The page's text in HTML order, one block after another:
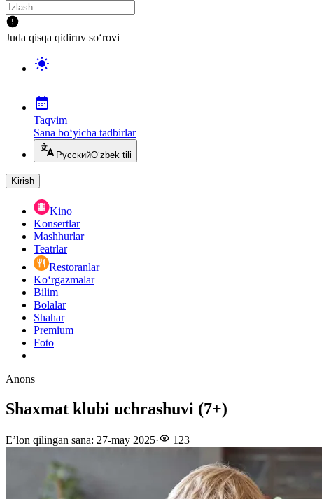
Juda qisqa qidiruv so‘rovi
Taqvim
Sana bo‘yicha tadbirlar
РусскийO‘zbek tili
Kirish
Kino
Konsertlar
Mashhurlar
Teatrlar
Restoranlar
Ko‘rgazmalar
Bilim
Bolalar
Shahar
Premium
Foto
Anons
Shaxmat klubi uchrashuvi (7+)
E’lon qilingan sana: 27-may 2025· 123